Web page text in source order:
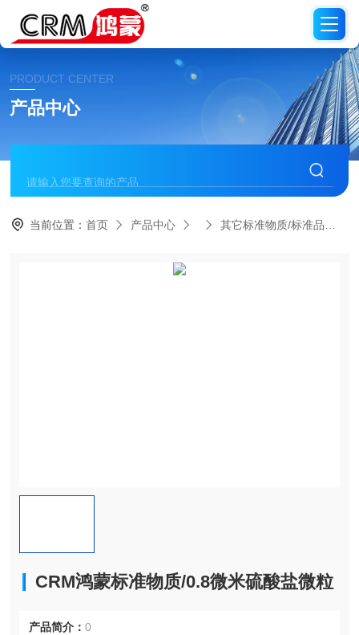
PRODUCT CENTER
产品中心
当前位置：首页 产品中心 其它标准物质/标准品
CRM鸿蒙标准物质/0.8微米硫酸盐微粒
产品简介： 0